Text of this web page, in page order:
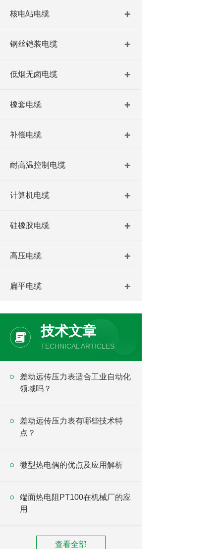
核电站电缆
钢丝铠装电缆
低烟无卤电缆
橡套电缆
补偿电缆
耐高温控制电缆
计算机电缆
硅橡胶电缆
高压电缆
扁平电缆
技术文章
TECHNICAL ARTICLES
差动远传压力表适合工业自动化
领域吗？
差动远传压力表有哪些技术特
点？
微型热电偶的优点及应用解析
端面热电阻PT100在机械厂的应
用
查看全部